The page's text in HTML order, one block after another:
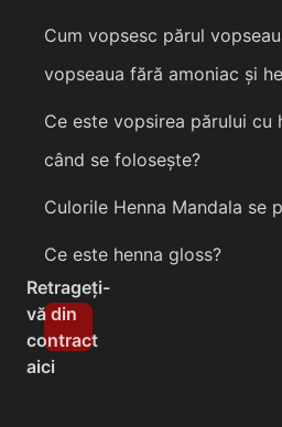
Cum vopsesc părul
vopseaua fără amoniac și
Ce este vopsirea părului cu
când se folosește?
Culorile Henna Mandala se
Ce este henna gloss?
Retrageți-
vă din
contract
aici